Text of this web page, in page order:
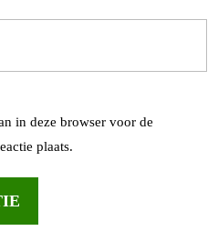
in deze browser voor de
plaats.